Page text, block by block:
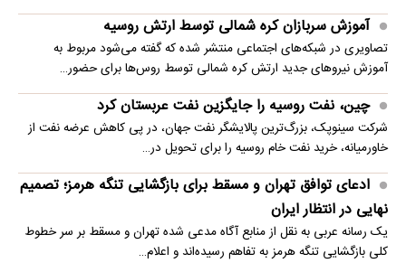
آموزش سربازان کره شمالی توسط ارتش روسیه
تصاویری در شبکه‌های اجتماعی منتشر شده که گفته می‌شود مربوط به
آموزش نیروهای جدید ارتش کره شمالی توسط روس‌ها برای حضور…
چین، نفت روسیه را جایگزین نفت عربستان کرد
شرکت سینوپک، بزرگ‌ترین پالایشگر نفت جهان، در پی کاهش عرضه نفت از
خاورمیانه، خرید نفت خام روسیه را برای تحویل در…
ادعای توافق تهران و مسقط برای بازگشایی تنگه هرمز؛ تصمیم
نهایی در انتظار ایران
یک رسانه عربی به نقل از منابع آگاه مدعی شده تهران و مسقط بر سر خطوط
کلی بازگشایی تنگه هرمز به تفاهم رسیده‌اند و اعلام…